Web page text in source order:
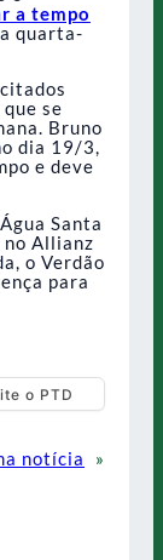
a tempo
quarta-
se
Bruno
dia 19/3,
e deve
Santa
no Allianz
o Verdão
para
o PTD
notícia
»